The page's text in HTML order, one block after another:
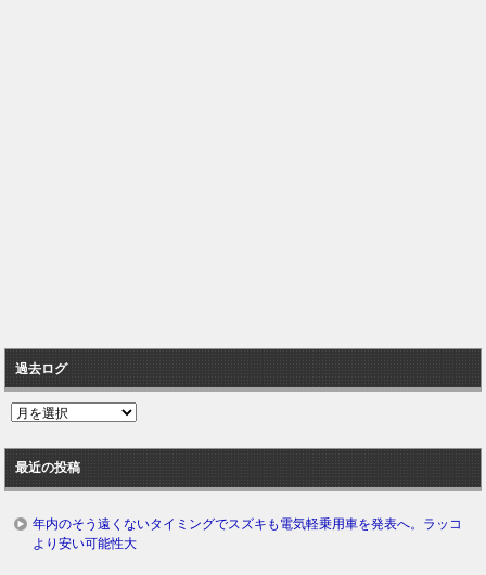
過去ログ
過
ロ
グ
最近の投稿
年内のそう遠くないタイミングでスズキも電気軽乗用車を発表へ。ラッコ
より安い可能性大